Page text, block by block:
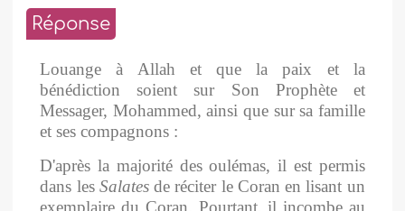
Réponse
Louange à Allah et que la paix et la
bénédiction soient sur Son Prophète et
Messager, Mohammed, ainsi que sur sa famille
et ses compagnons :
D'après la majorité des oulémas, il est permis
dans les Salatesde réciter le Coran en lisant un
exemplaire du Coran. Pourtant, il incombe au